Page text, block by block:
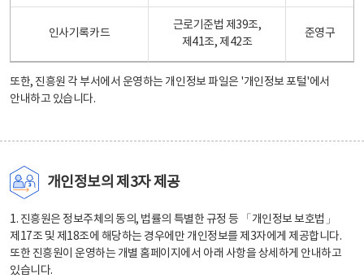
인사기록카드
근로기준법 제39조,
제41조, 제42조
준영구
또한, 진흥원 각 부서에서 운영하는 개인정보 파일은 '개인정보 포털'에서
안내하고 있습니다.
개인정보의 제3자 제공
1. 진흥원은 정보주체의 동의, 법률의 특별한 규정 등 「개인정보 보호법」
제17조 및 제18조에 해당하는 경우에만 개인정보를 제3자에게 제공합니다.
또한 진흥원이 운영하는 개별 홈페이지에서 아래 사항을 상세하게 안내하고
있습니다.